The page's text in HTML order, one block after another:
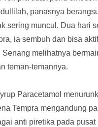
panasnya
sering muncul. Dua hari
ia sembuh dan bisa
melihatnya
teman-temannya.
Paracetamol
Tempra mengandung
anti piretika pada pusat